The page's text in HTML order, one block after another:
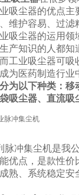
吸尘器的优点主
维护容易、过滤
吸尘器的运用
产知识的人都知
工业吸尘器可吸
为医药制造行业
为以下种类： 移
吸尘器、直流吸
脉冲集尘机
脉冲集尘机是我
优点，是款性
熟、系统稳定安